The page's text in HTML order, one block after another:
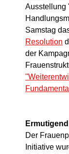
Ausstellung
Samstag
Resolution
der
Der
Initiative